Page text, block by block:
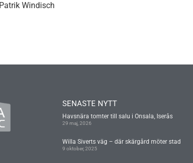
Patrik Windisch
SENASTE NYTT
Havsnära tomter till salu i Onsala, Iserås
29 maj, 2026
Willa Siverts väg – där skärgård möter stad
9 oktober, 2025